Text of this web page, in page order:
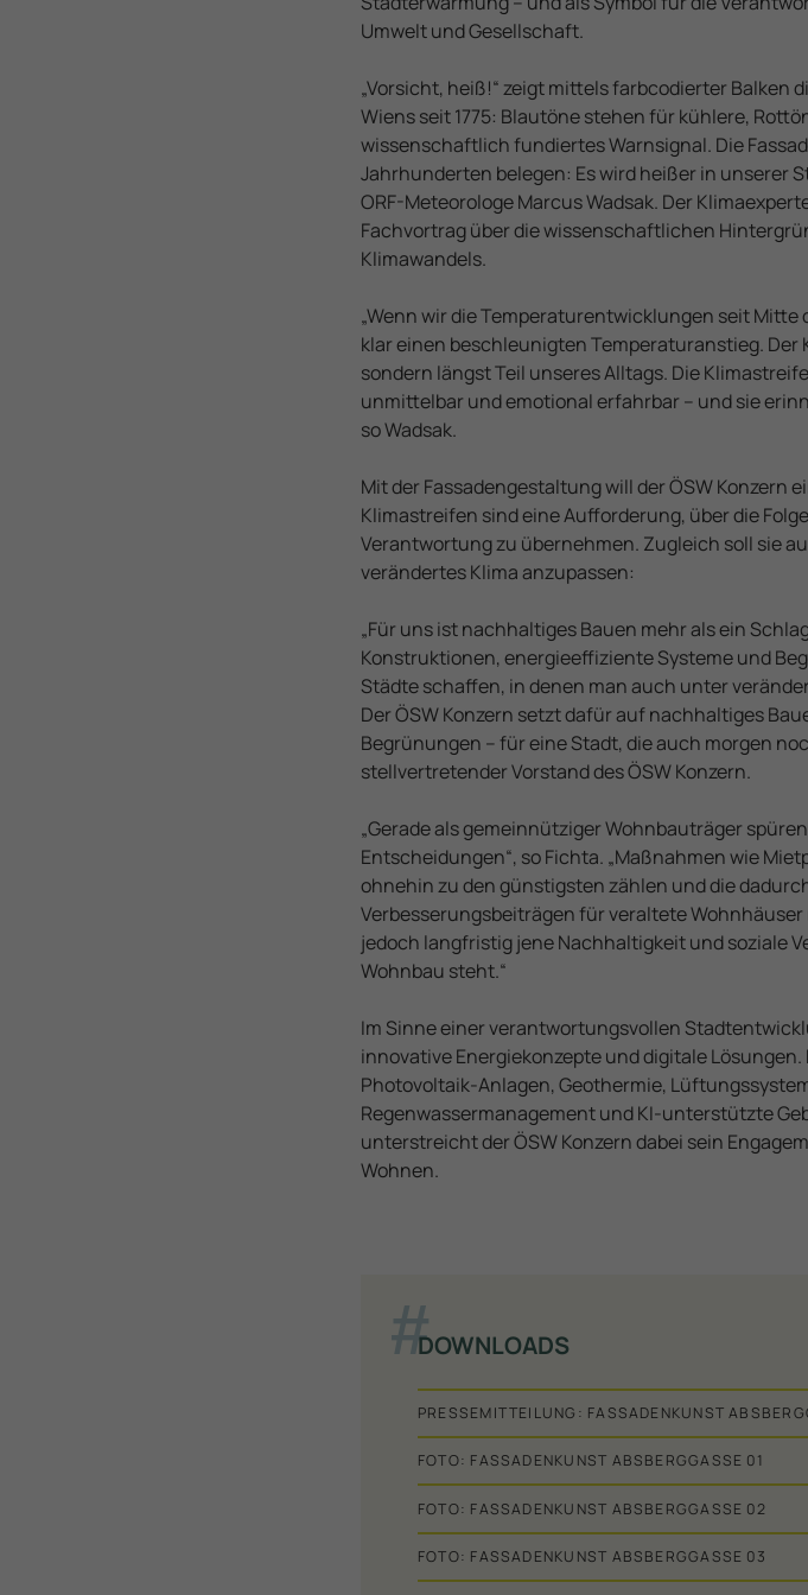
Umwelt und Gesellschaft.
„Vorsicht, heiß!“ zeigt mittels farbcodierter
Wiens seit 1775: Blautöne stehen für kühlere,
wissenschaftlich fundiertes Warnsignal. Die
Jahrhunderten belegen: Es wird heißer in unserer
ORF-Meteorologe Marcus Wadsak. Der
Fachvortrag über die wissenschaftlichen
Klimawandels.
„Wenn wir die Temperaturentwicklungen seit
klar einen beschleunigten Temperaturanstieg.
sondern längst Teil unseres Alltags. Die
unmittelbar und emotional erfahrbar – und sie
so Wadsak.
Mit der Fassadengestaltung will der ÖSW
Klimastreifen sind eine Aufforderung, über die
Verantwortung zu übernehmen. Zugleich soll sie
verändertes Klima anzupassen:
„Für uns ist nachhaltiges Bauen mehr als ein
Konstruktionen, energieeffiziente Systeme und
Städte schaffen, in denen man auch unter
Der ÖSW Konzern setzt dafür auf nachhaltiges
Begrünungen – für eine Stadt, die auch morgen
stellvertretender Vorstand des ÖSW Konzern.
„Gerade als gemeinnütziger Wohnbauträger
Entscheidungen“, so Fichta. „Maßnahmen wie
ohnehin zu den günstigsten zählen und die
Verbesserungsbeiträgen für veraltete
jedoch langfristig jene Nachhaltigkeit und soziale
Wohnbau steht.“
Im Sinne einer verantwortungsvollen
innovative Energie­konzepte und digitale
Photovoltaik-Anlagen, Geothermie,
Regenwassermanagement und KI-unterstützte
unterstreicht der ÖSW Konzern dabei sein
Wohnen.
DOWNLOADS
PRESSEMITTEILUNG: FASSADENKUNST
FOTO: FASSADENKUNST ABSBERGGASSE 01
FOTO: FASSADENKUNST ABSBERGGASSE 02
FOTO: FASSADENKUNST ABSBERGGASSE 03